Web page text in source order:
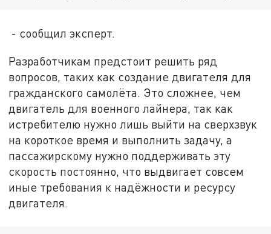
- сообщил эксперт.
Разработчикам предстоит решить ряд
вопросов, таких как создание двигателя для
гражданского самолёта. Это сложнее, чем
двигатель для военного лайнера, так как
истребителю нужно лишь выйти на сверхзвук
на короткое время и выполнить задачу, а
пассажирскому нужно поддерживать эту
скорость постоянно, что выдвигает совсем
иные требования к надёжности и ресурсу
двигателя.